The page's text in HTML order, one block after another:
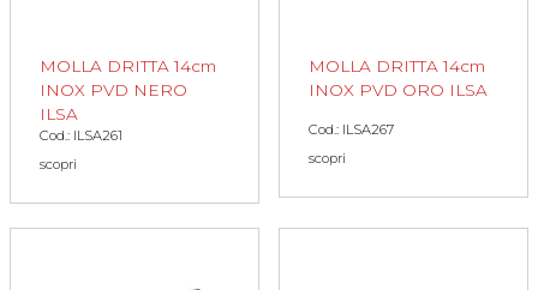
MOLLA DRITTA 14cm
INOX PVD NERO
ILSA
Cod.: ILSA261
scopri
MOLLA DRITTA 14cm
INOX PVD ORO ILSA
Cod.: ILSA267
scopri